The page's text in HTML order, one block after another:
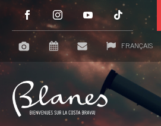
FRANÇAIS